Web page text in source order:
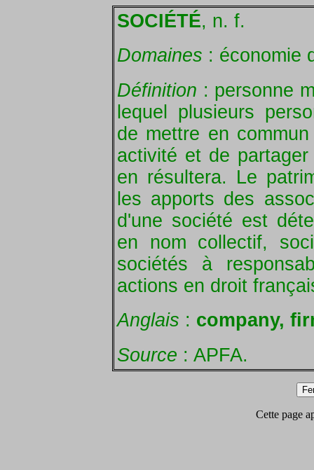
SOCIÉTÉ, n. f.
Domaines : économie
Définition : personne
lequel plusieurs
de mettre en
activité et de
en résultera. Le
les apports des
d'une société est
en nom collectif,
sociétés à
actions en droit
Anglais : company,
Source : APFA.
Cette page